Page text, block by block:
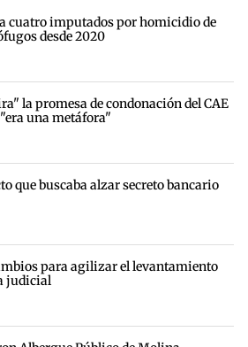
cuatro imputados por homicidio de
desde 2020
la promesa de condonación del CAE
una metáfora"
que buscaba alzar secreto bancario
para agilizar el levantamiento
judicial